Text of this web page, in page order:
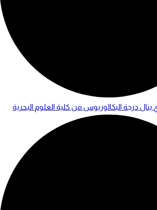
درجة البكالوريوس من كلية العلوم البحرية